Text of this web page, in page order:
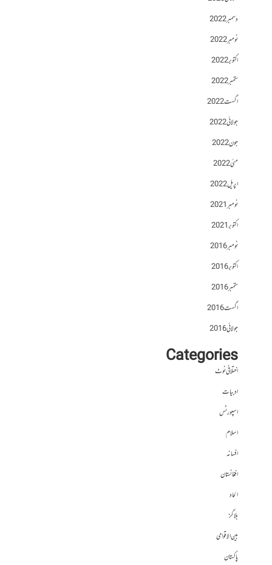
دسمبر 2022
نومبر 2022
اکتوبر 2022
ستمبر 2022
اگست 2022
جولائی 2022
جون 2022
مئی 2022
اپریل 2022
نومبر 2021
اکتوبر 2021
نومبر 2016
اکتوبر 2016
ستمبر 2016
اگست 2016
جولائی 2016
Categories
اختلافی نوٹ
ادبیات
اسپورٹس
اسلام
افسانہ
افغانستان
الحاد
بلاگز
بین الاقوامی
پاکستان